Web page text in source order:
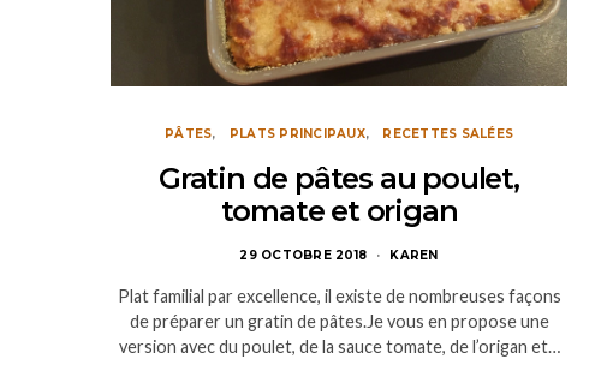
PÂTES PLATS PRINCIPAUX RECETTES SALÉES
Gratin de pâtes au poulet,
tomate et origan
29 OCTOBRE 2018 KAREN
Plat familial par excellence, il existe de nombreuses façons
de préparer un gratin de pâtes.Je vous en propose une
version avec du poulet, de la sauce tomate, de l’origan et…